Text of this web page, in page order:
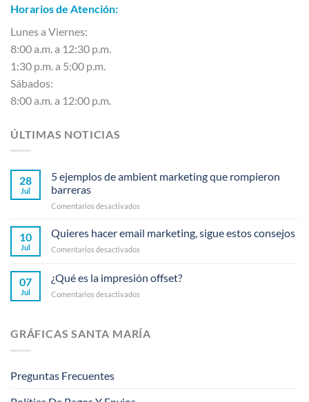
Horarios de Atención:
Lunes a Viernes:
8:00 a.m. a 12:30 p.m.
1:30 p.m. a 5:00 p.m.
Sábados:
8:00 a.m. a 12:00 p.m.
ÚLTIMAS NOTICIAS
28
Jul
5 ejemplos de ambient marketing que rompieron
barreras
Comentarios desactivados
ejemplos
ambient
que
barreras
10
Jul
Quieres hacer email marketing, sigue estos consejos
Comentarios desactivados
email
marketing,
consejos
07
Jul
¿Qué es la impresión offset?
Comentarios desactivados
la
impresión
GRÁFICAS SANTA MARÍA
Preguntas Frecuentes